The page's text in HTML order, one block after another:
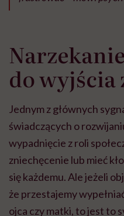
do wyjścia
Jednym z głównych
świadczących o
wypadnięcie z roli
zniechęcenie lub mieć
się każdemu. Ale jeżeli
że przestajemy
ojca czy matki, to jest to